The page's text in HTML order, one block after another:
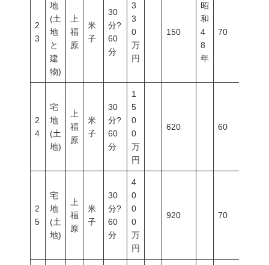
2
3
地
(土
地
と
建
物)
上
福
原
米
子
30
分?
60
分
3
3
0
万
円
150
昭
和
4
8
年
70
2
4
宅
地
(土
地)
上
福
原
米
子
30
分?
60
分
1
5
0
0
万
円
620 60
2
5
宅
地
(土
地)
上
福
原
米
子
30
分?
60
分
4
0
0
0
万
円
920 70